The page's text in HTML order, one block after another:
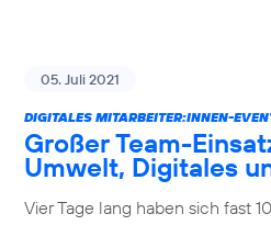
05. Juli 2021
DIGITALES MITARBEITER:INNEN-
Großer Team-
Umwelt, Digitales
Vier Tage lang haben sich fast